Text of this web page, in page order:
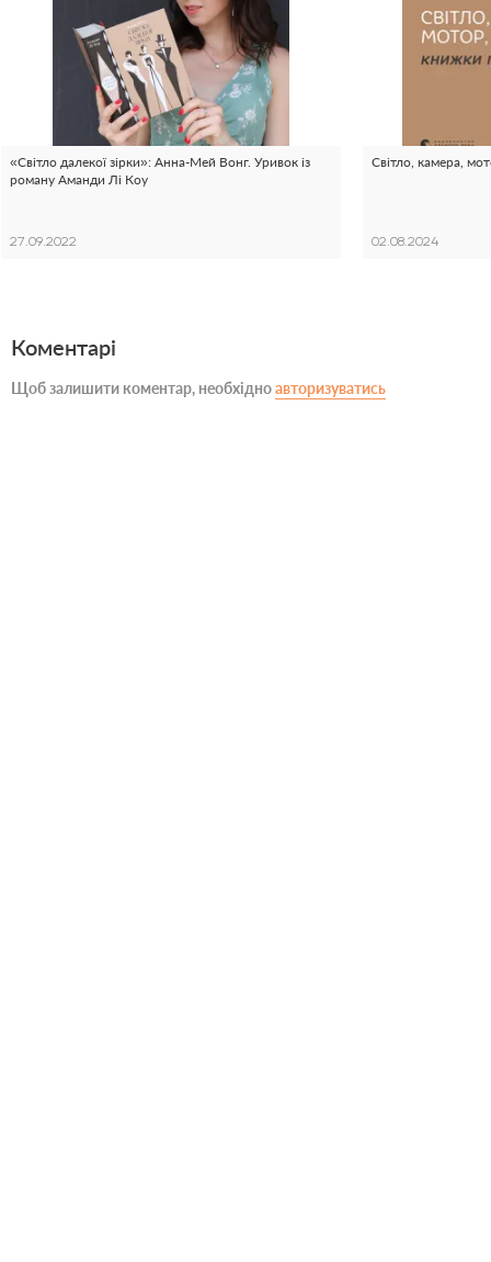
«Світло далекої зірки»: Анна-Мей Вонг. Уривок із
роману Аманди Лі Коу
27.09.2022
Світло, камера,
02.08.2024
Коментарі
Щоб залишити коментар, необхідноавторизуватись